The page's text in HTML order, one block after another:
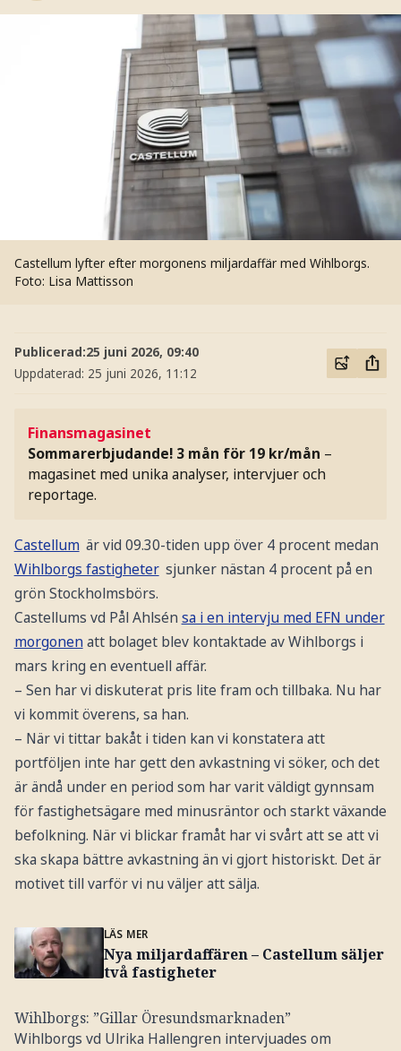
Castellum lyfter efter morgonens miljardaffär med Wihlborgs.
Foto: Lisa Mattisson
Publicerad:25 juni 2026, 09:40
Uppdaterad: 25 juni 2026, 11:12
Finansmagasinet
Sommarerbjudande! 3 mån för 19 kr/mån –
magasinet med unika analyser, intervjuer och
reportage.
Castellum är vid 09.30-tiden upp över 4 procent medan
Wihlborgs fastigheter sjunker nästan 4 procent på en
grön Stockholmsbörs.
Castellums vd Pål Ahlsén sa i en intervju med EFN under
morgonenatt bolaget blev kontaktade av Wihlborgs i
mars kring en eventuell affär.
– Sen har vi diskuterat pris lite fram och tillbaka. Nu har
vi kommit överens, sa han.
– När vi tittar bakåt i tiden kan vi konstatera att
portföljen inte har gett den avkastning vi söker, och det
är ändå under en period som har varit väldigt gynnsam
för fastighetsägare med minusräntor och starkt växande
befolkning. När vi blickar framåt har vi svårt att se att vi
ska skapa bättre avkastning än vi gjort historiskt. Det är
motivet till varför vi nu väljer att sälja.
LÄS MER
Nya miljardaffären – Castellum säljer
två fastigheter
Wihlborgs: ”Gillar Öresundsmarknaden”
Wihlborgs vd Ulrika Hallengren intervjuades om